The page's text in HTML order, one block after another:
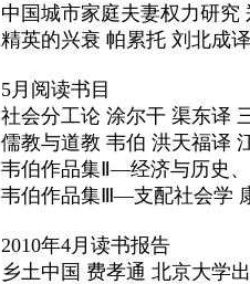
中国城市家庭夫妻权力研究
精英的兴衰 帕累托 刘北成
5月阅读书目
社会分工论 涂尔干 渠东译
儒教与道教 韦伯 洪天福译
韦伯作品集Ⅱ—经济与历史
韦伯作品集Ⅲ—支配社会学
2010年4月读书报告
乡土中国 费孝通 北京大学